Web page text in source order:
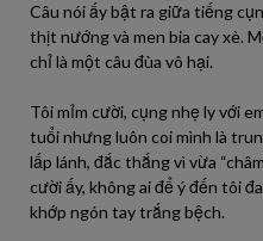
Câu nói ấy bật ra giữa tiếng
thịt nướng và men bia cay xè.
chỉ là một câu đùa vô hại.
Tôi mỉm cười, cụng nhẹ ly với
tuổi nhưng luôn coi mình là
lấp lánh, đắc thắng vì vừa
cười ấy, không ai để ý đến tôi
khớp ngón tay trắng bệch.